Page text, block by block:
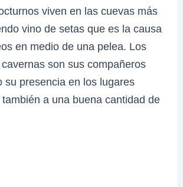
viven en las cuevas más
vino de setas que es la causa
en medio de una pelea. Los
son sus compañeros
su presencia en los lugares
a una buena cantidad de